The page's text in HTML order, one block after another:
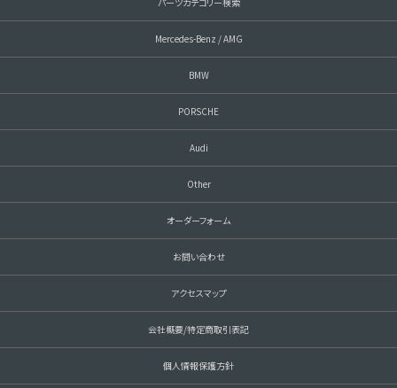
Mercedes-Benz / AMG
BMW
PORSCHE
Audi
Other
オーダーフォーム
お問い合わせ
アクセスマップ
会社概要/特定商取引表記
個人情報保護方針